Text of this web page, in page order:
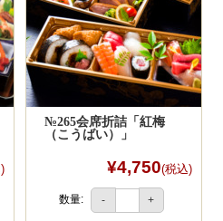
№265会席折詰「紅梅
（こうばい）」
¥4,750(税込)
数量: - +